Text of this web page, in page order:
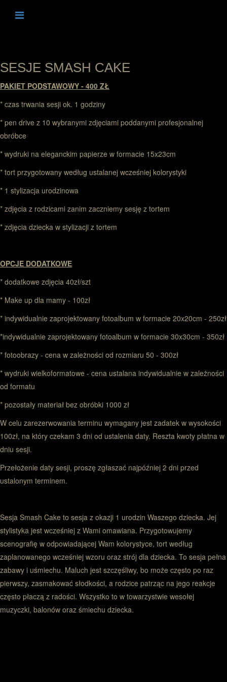
SESJE SMASH CAKE
PAKIET PODSTAWOWY - 400 ZŁ
* czas trwania sesji ok. 1 godziny
* pen drive z 10 wybranymi zdjęciami poddanymi profesjonalnej
obróbce
* wydruki na eleganckim papierze w formacie 15x23cm
* tort przygotowany według ustalanej wcześniej kolorystyki
* 1 stylizacja urodzinowa
* zdjęcia z rodzicami zanim zaczniemy sesję z tortem
* zdjęcia dziecka w stylizacji z tortem
OPCJE DODATKOWE
* dodatkowe zdjęcia 40zł/szt
* Make up dla mamy - 100zł
* indywidualnie zaprojektowany fotoalbum w formacie 20x20cm - 250zł
*indywidualnie zaprojektowany fotoalbum w formacie 30x30cm - 350zł
* fotoobrazy - cena w zależności od rozmiaru 50 - 300zł
* wydruki wielkoformatowe - cena ustalana indywidualnie w zależności
od formatu
* pozostały materiał bez obróbki 1000 zł
W celu zarezerwowania terminu wymagany jest zadatek w wysokości
100zł, na który czekam 3 dni od ustalenia daty. Reszta kwoty płatna w
dniu sesji.
Przełożenie daty sesji, proszę zgłaszać najpóźniej 2 dni przed
ustalonym terminem.
Sesja Smash Cake to sesja z okazji 1 urodzin Waszego dziecka. Jej
stylistyka jest wcześniej z Wami omawiana. Przygotowujemy
scenografię w odpowiadającej Wam kolorystyce, tort według
zaplanowanego wcześniej wzoru oraz strój dla dziecka. To sesja pełna
zabawy i uśmiechu. Maluch jest szczęśliwy, bo może często po raz
pierwszy, zasmakować słodkości, a rodzice patrząc na jego reakcje
często płaczą z radości. Wszystko to w towarzystwie wesołej
muzyczki, balonów oraz śmiechu dziecka.